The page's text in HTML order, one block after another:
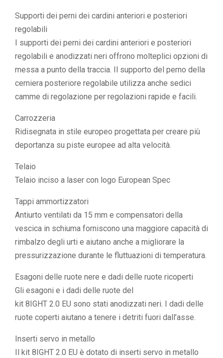
Supporti dei perni dei cardini anteriori e posteriori
regolabili
I supporti dei perni dei cardini anteriori e posteriori
regolabili e anodizzati neri offrono molteplici opzioni di
messa a punto della traccia. Il supporto del perno della
cerniera posteriore regolabile utilizza anche sedici
camme di regolazione per regolazioni rapide e facili.
Carrozzeria
Ridisegnata in stile europeo progettata per creare più
deportanza su piste europee ad alta velocità.
Telaio
Telaio inciso a laser con logo European Spec
Tappi ammortizzatori
Antiurto ventilati da 15 mm e compensatori della
vescica in schiuma forniscono una maggiore capacità di
rimbalzo degli urti e aiutano anche a migliorare la
pressurizzazione durante le fluttuazioni di temperatura.
Esagoni delle ruote nere e dadi delle ruote ricoperti
Gli esagoni e i dadi delle ruote del
kit 8IGHT 2.0 EU sono stati anodizzati neri. I dadi delle
ruote coperti aiutano a tenere i detriti fuori dall’asse.
Inserti servo in metallo
Il kit 8IGHT 2.0 EU è dotato di inserti servo in metallo